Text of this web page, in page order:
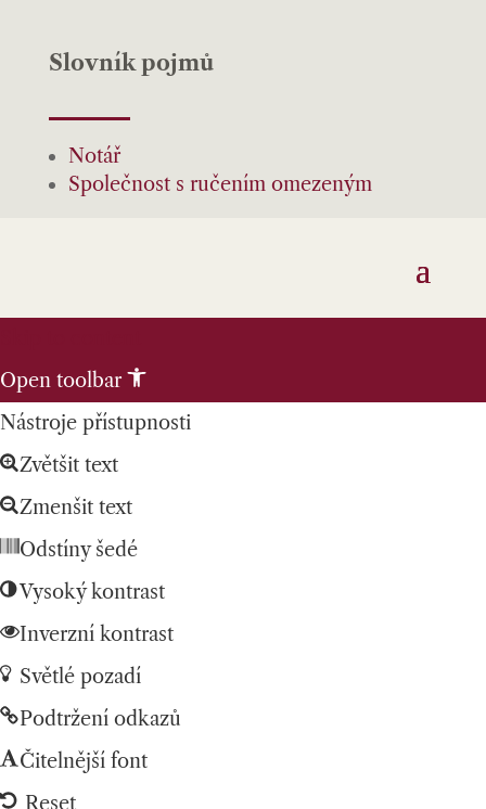
Slovník pojmů
Notář
Společnost s ručením omezeným
Open toolbar
Nástroje přístupnosti
Zvětšit text
Zmenšit text
Odstíny šedé
Vysoký kontrast
Inverzní kontrast
Světlé pozadí
Podtržení odkazů
Čitelnější font
Reset